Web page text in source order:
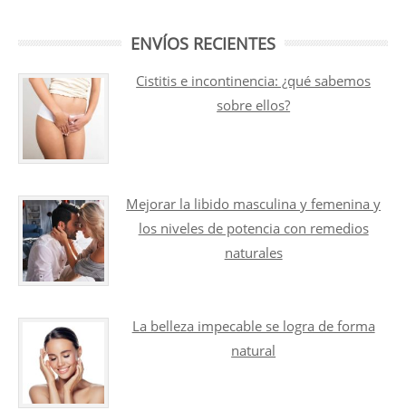
ENVÍOS RECIENTES
Cistitis e incontinencia: ¿qué sabemos
sobre ellos?
Mejorar la libido masculina y femenina y
los niveles de potencia con remedios
naturales
La belleza impecable se logra de forma
natural